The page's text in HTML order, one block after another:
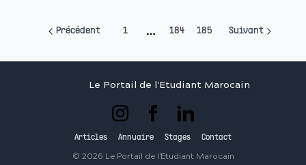
Précédent 1 184 185 Suivant
Le Portail de l'Etudiant Marocain
Articles Annuaire Stages Contact
© 2026 Le Portail de l'Etudiant Marocain